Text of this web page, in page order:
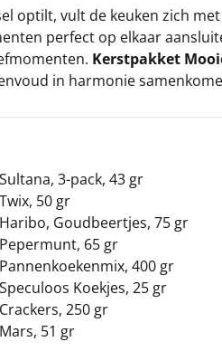
optilt, vult de keuken zich
perfect op elkaar
Kerstpakket
in harmonie
Sultana, 3-pack, 43 gr
Twix, 50 gr
Haribo, Goudbeertjes, 75 gr
Pepermunt, 65 gr
Pannenkoekenmix, 400 gr
Speculoos Koekjes, 25 gr
Crackers, 250 gr
Mars, 51 gr